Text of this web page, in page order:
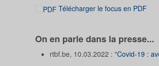
Télécharger le focus en PDF
On en parle dans la presse...
rtbf.be, 10.03.2022 : "Covid-19 :